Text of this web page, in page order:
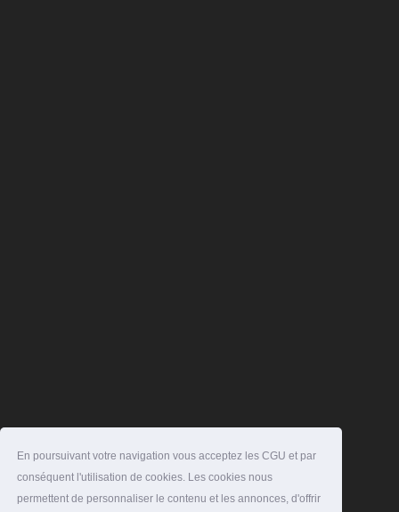
En poursuivant votre navigation vous acceptez les CGU et par
conséquent l'utilisation de cookies. Les cookies nous
permettent de personnaliser le contenu et les annonces, d'offrir